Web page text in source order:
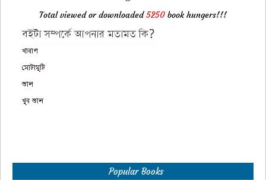
Total viewed or downloaded5250 book hungers!!!
Popular Books